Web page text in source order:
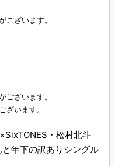
ございます。
ございます。
ざいます。
・松村北斗
年下の訳ありシングル